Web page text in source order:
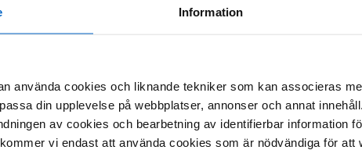
Information
använda cookies och liknande tekniker som kan associeras
din upplevelse på webbplatser, annonser och annat
av cookies och bearbetning av identifierbar information
vi endast att använda cookies som är nödvändiga för att
vid förskrivning, produktresumé och aktuella priser,